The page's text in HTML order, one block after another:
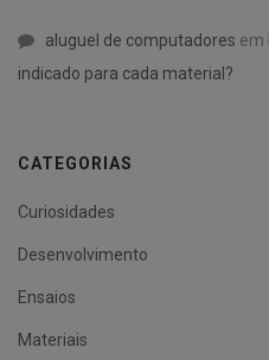
aluguel de computadores em
indicado para cada material?
CATEGORIAS
Curiosidades
Desenvolvimento
Ensaios
Materiais